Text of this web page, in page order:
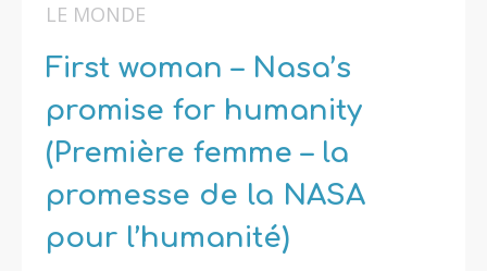
LE MONDE
First woman – Nasa’s
promise for humanity
(Première femme – la
promesse de la NASA
pour l’humanité)